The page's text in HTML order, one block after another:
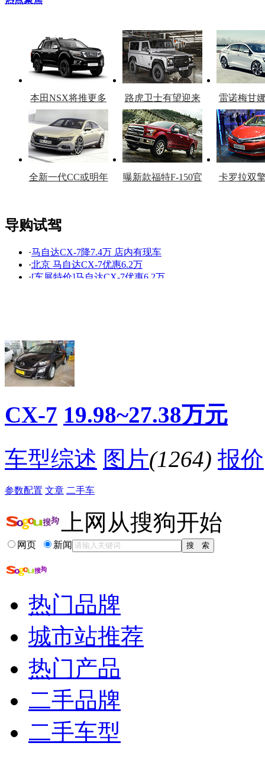
本田NSX将推更多
车型
路虎卫士有望迎来
复产
雷诺梅甘
官
全新一代CC或明年
曝新款福特F-150官
卡罗拉双
看赛车宝贝争奇斗
艳
车模美腿爆乳无惧
走光
导购试驾
·马自达CX-7降7.4万 店内有现车
·北京 马自达CX-7优惠6.2万
·[车展特价]马自达CX-7优惠6.2万
·感恩节献礼 CX-7带父母重走年轻路
·你确定能玩转自驾游？ CX-7告诉你如何尽兴
·马自达CX-7现金优惠7.4万 有现车
降价促销
CX-7 19.98~27.38万元
车型综述 图片(1264) 报价
参数配置 文章 二手车
上网从搜狗开始
网页 新闻
热门品牌
城市站推荐
热门产品
二手品牌
二手车型